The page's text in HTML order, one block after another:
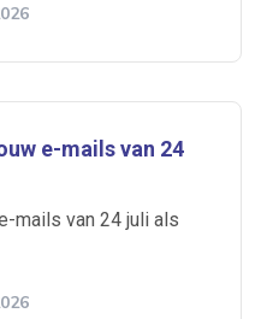
e-mails van 24
mails van 24 juli als